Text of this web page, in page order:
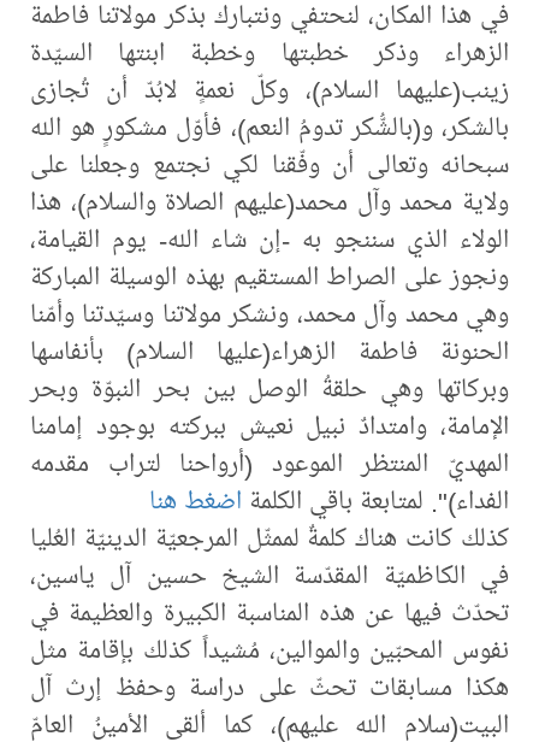
في هذا المكان، لنحتفي ونتبارك بذكر مولاتنا فاطمة
الزهراء وذكر خطبتها وخطبة ابنتها السيّدة
زينب(عليهما السلام)، وكلّ نعمةٍ لابُدّ أن تُجازى
بالشكر، و(بالشُّكر تدومُ النعم)، فأوّل مشكورٍ هو الله
سبحانه وتعالى أن وفّقنا لكي نجتمع وجعلنا على
ولاية محمد وآل محمد(عليهم الصلاة والسلام)، هذا
الولاء الذي سننجو به -إن شاء الله- يوم القيامة،
ونجوز على الصراط المستقيم بهذه الوسيلة المباركة
وهي محمد وآل محمد، ونشكر مولاتنا وسيّدتنا وأمّنا
الحنونة فاطمة الزهراء(عليها السلام) بأنفاسها
وبركاتها وهي حلقةُ الوصل بين بحر النبوّة وبحر
الإمامة، وامتدادٌ نبيل نعيش ببركته بوجود إمامنا
المهديّ المنتظر الموعود (أرواحنا لتراب مقدمه
الفداء)". لمتابعة باقي الكلمة اضغط هنا
كذلك كانت هناك كلمةٌ لممثّل المرجعيّة الدينيّة العُليا
في الكاظميّة المقدّسة الشيخ حسين آل ياسين،
تحدّث فيها عن هذه المناسبة الكبيرة والعظيمة في
نفوس المحبّين والموالين، مُشيداً كذلك بإقامة مثل
هكذا مسابقات تحثّ على دراسة وحفظ إرث آل
البيت(سلام الله عليهم)، كما ألقى الأمينُ العامّ